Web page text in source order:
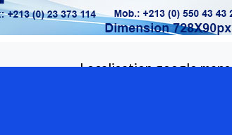
Localisation google maps